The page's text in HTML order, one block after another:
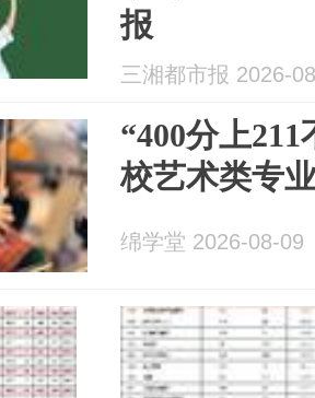
报
三湘都市报 2026-
“400分上
校艺术类专
绵学堂 2026-08-09